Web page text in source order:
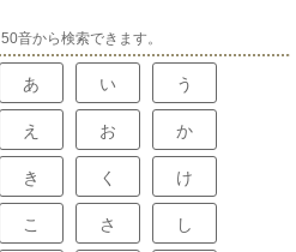
50音から検索できます。
あ い う
え お か
き く け
こ さ し